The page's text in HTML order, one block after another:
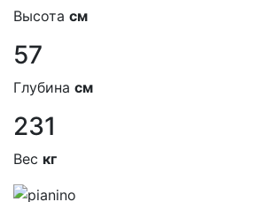
Высота см
57
Глубина см
231
Вес кг